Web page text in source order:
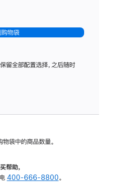
购物袋
留全部配置选择，之后随时
袋中的商品数量。
帮助，
400-666-8800。